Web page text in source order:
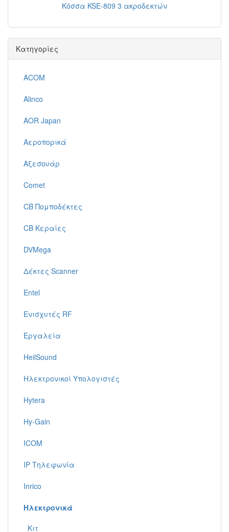
Κόσσα KSE-809 3 ακροδεκτών
Κατηγορίες
ACOM
Alinco
AOR Japan
Αεροπορικά
Αξεσουάρ
Comet
CB Πομποδέκτες
CB Κεραίες
DVMega
Δέκτες Scanner
Entel
Ενισχυτές RF
Εργαλεία
HeilSound
Ηλεκτρονικοί Υπολογιστές
Hytera
Hy-Gain
ICOM
IP Τηλεφωνία
Inrico
Ηλεκτρονικά
Κιτ